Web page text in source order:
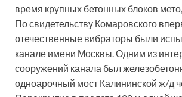
время крупных бетонных блоков
По свидетельству Комаровского
отечественные вибраторы были
канале имени Москвы. Одним из
сооружений канала был
одноарочный мост Калининской ж/д